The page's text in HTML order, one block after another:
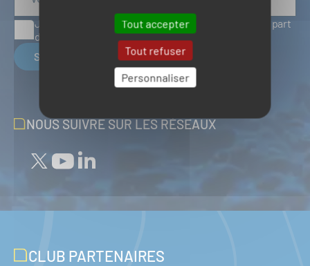
Tout accepter
Tout refuser
Personnaliser
J'accepte de recevoir des articles d'actualité de la part
du Pôle Mer Bretagne Atlantique
S'inscrire
NOUS SUIVRE SUR LES RÉSEAUX
CLUB PARTENAIRES